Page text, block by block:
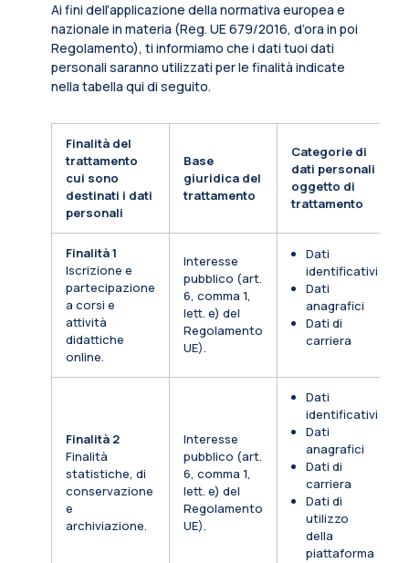
Ai fini dell’applicazione della normativa europea e
nazionale in materia (Reg. UE 679/2016, d’ora in poi
Regolamento), ti informiamo che i dati tuoi dati
personali saranno utilizzati per le finalità indicate
nella tabella qui di seguito.
Finalità del
trattamento
cui sono
destinati i dati
personali
Base
giuridica del
trattamento
Categorie di
dati personali
oggetto di
trattamento
Finalità 1
Iscrizione e
partecipazione
a corsi e
attività
didattiche
online.
Interesse
pubblico (art.
6, comma 1,
lett. e) del
Regolamento
UE).
Dati
identificativi
Dati
anagrafici
Dati di
carriera
Finalità 2
Finalità
statistiche, di
conservazione
e
archiviazione.
Interesse
pubblico (art.
6, comma 1,
lett. e) del
Regolamento
UE).
Dati
identificativi
Dati
anagrafici
Dati di
carriera
Dati di
utilizzo
della
piattaforma